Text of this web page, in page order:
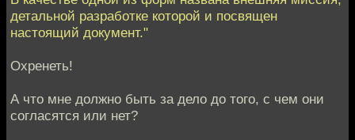
детальной разработке которой и посвящен
настоящий документ."
Охренеть!
А что мне должно быть за дело до того, с чем они
согласятся или нет?